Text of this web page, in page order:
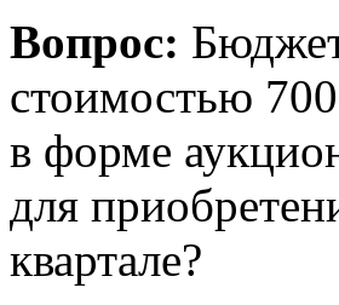
Вопрос:
стоимостью
в форме
для
квартале?